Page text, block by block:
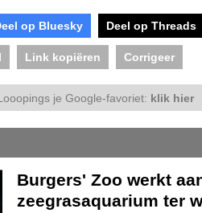
op Bluesky Deel op Threads
Link kopiëren Corrigeer
je Google-favoriet: klik hier
Burgers' Zoo werkt
zeegrasaquarium ter